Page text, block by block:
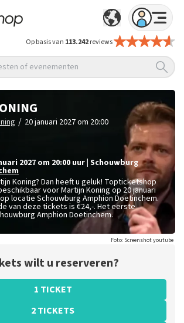
Op basis van 113.242reviews
of evenementen
/ 20 januari 2027 om 20:00
2027 om 20:00uur Schouwburg
Koning? Dan heeft u geluk! Topticketshop
voor Martijn Koning op 20 januari
locatie Schouwburg Amphion Doetinchem.
van deze tickets is €24,-. Het eerste
Amphion Doetinchem.
Foto: Screenshot youtube
wilt u reserveren?
1 TICKET
2 TICKETS